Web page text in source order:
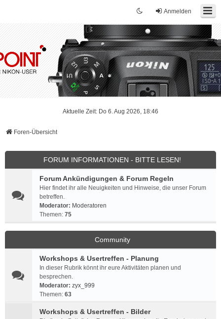
Anmelden
Aktuelle Zeit: Do 6. Aug 2026, 18:46
Foren-Übersicht
FORUM INFORMATIONEN - BITTE LESEN!
Forum Ankündigungen & Forum Regeln
Hier findet ihr alle Neuigkeiten und Hinweise, die unser Forum
betreffen.
Moderator: Moderatoren
Themen: 75
Community
Workshops & Usertreffen - Planung
In dieser Rubrik könnt ihr eure Aktivitäten planen und
besprechen.
Moderator: zyx_999
Themen: 63
Workshops & Usertreffen - Bilder